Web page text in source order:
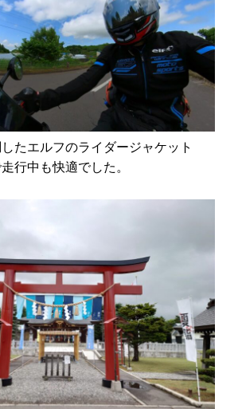
たエルフのライダージャケット
行中も快適でした。